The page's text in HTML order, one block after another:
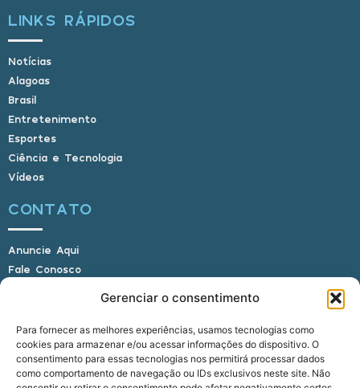
Gerenciar o consentimento
Para fornecer as melhores experiências, usamos tecnologias como
cookies para armazenar e/ou acessar informações do dispositivo. O
consentimento para essas tecnologias nos permitirá processar dados
como comportamento de navegação ou IDs exclusivos neste site. Não
LINKS RÁPIDOS
Notícias
Alagoas
Brasil
Entretenimento
Esportes
Ciência e Tecnologia
Vídeos
CONTATO
Anuncie Aqui
Fale Conosco
E-mail: alagoasbrasilnoticias@gmail.com
Telefone: (82) 9 9691-0391 (Whatsapp)